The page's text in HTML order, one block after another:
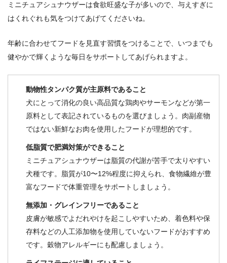
ミニチュアシュナウザーは食欲旺盛な子が多いので、与えすぎに
はくれぐれも気をつけてあげてくださいね。
年齢に合わせてフードを見直す習慣をつけることで、いつまでも
健やかで輝くような毎日をサポートしてあげられますよ。
動物性タンパク質が主原料であること
犬にとって消化の良い高品質な鶏肉やサーモンなどが第一
原料として表記されているものを選びましょう。肉副産物
ではない新鮮なお肉を使用したフードが理想的です。
低脂質で肥満対策ができること
ミニチュアシュナウザーは脂質の代謝が苦手で太りやすい
犬種です。脂質が10〜12%程度に抑えられ、食物繊維が豊
富なフードで体重管理をサポートしましょう。
無添加・グレインフリーであること
皮膚が敏感でよだれやけを起こしやすいため、着色料や保
存料などの人工添加物を使用していないフードがおすすめ
です。穀物アレルギーにも配慮しましょう。